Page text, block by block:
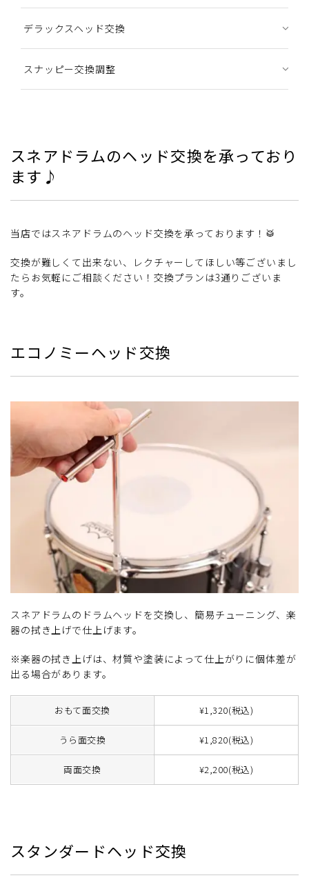
デラックスヘッド交換
スナッピー交換調整
スネアドラムのヘッド交換を承っており
ます♪
当店ではスネアドラムのヘッド交換を承っております！🥁
交換が難しくて出来ない、レクチャーしてほしい等ございまし
たらお気軽にご相談ください！交換プランは3通りございま
す。
エコノミーヘッド交換
スネアドラムのドラムヘッドを交換し、簡易チューニング、楽
器の拭き上げで仕上げます。
※楽器の拭き上げは、材質や塗装によって仕上がりに個体差が
出る場合があります。
おもて面交換 ¥1,320(税込)
うら面交換 ¥1,820(税込)
両面交換 ¥2,200(税込)
スタンダードヘッド交換